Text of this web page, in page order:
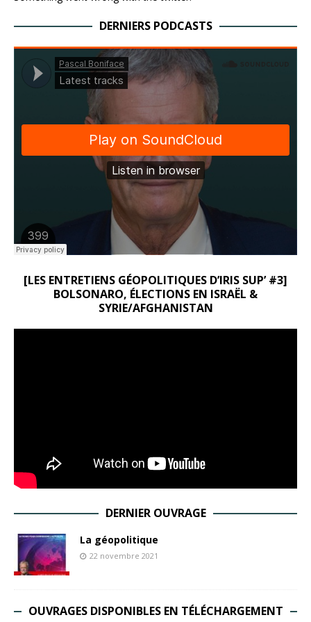
DERNIERS PODCASTS
[LES ENTRETIENS GÉOPOLITIQUES D’IRIS SUP’ #3]
BOLSONARO, ÉLECTIONS EN ISRAËL &
SYRIE/AFGHANISTAN
DERNIER OUVRAGE
La géopolitique
22 novembre 2021
OUVRAGES DISPONIBLES EN TÉLÉCHARGEMENT